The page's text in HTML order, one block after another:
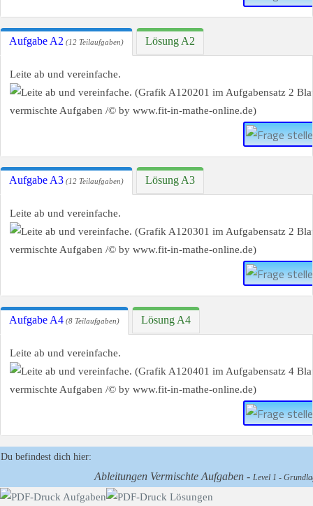
Aufgabe A2 (12 Teilaufgaben) Lösung A2
Leite ab und vereinfache.
Aufgabe A3 (12 Teilaufgaben) Lösung A3
Leite ab und vereinfache.
Aufgabe A4 (8 Teilaufgaben) Lösung A4
Leite ab und vereinfache.
Du befindest dich hier:
Ableitungen Vermischte Aufgaben - Level 1 -